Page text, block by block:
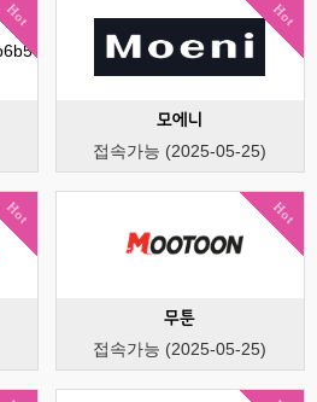
Hot Hot
모에니
접속가능 (2025-05-25)
Hot Hot
무툰
접속가능 (2025-05-25)